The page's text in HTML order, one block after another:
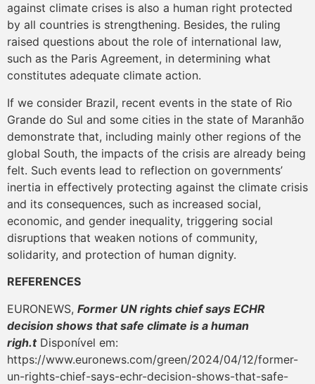
against climate crises is also a human right protected
by all countries is strengthening. Besides, the ruling
raised questions about the role of international law,
such as the Paris Agreement, in determining what
constitutes adequate climate action.
If we consider Brazil, recent events in the state of Rio
Grande do Sul and some cities in the state of Maranhão
demonstrate that, including mainly other regions of the
global South, the impacts of the crisis are already being
felt. Such events lead to reflection on governments’
inertia in effectively protecting against the climate crisis
and its consequences, such as increased social,
economic, and gender inequality, triggering social
disruptions that weaken notions of community,
solidarity, and protection of human dignity.
REFERENCES
EURONEWS, Former UN rights chief says ECHR
decision shows that safe climate is a human
righ.tDisponível em:
https://www.euronews.com/green/2024/04/12/former-
un-rights-chief-says-echr-decision-shows-that-safe-